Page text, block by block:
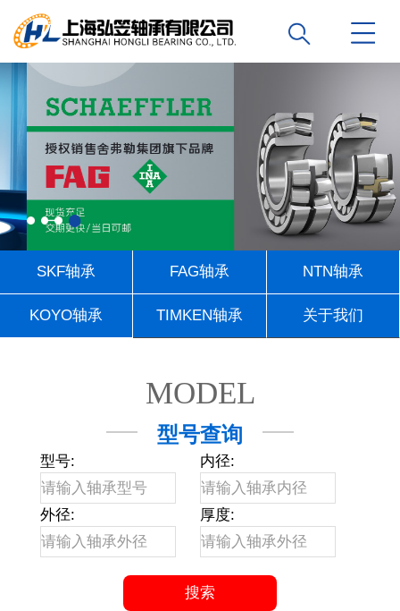
SKF轴承 FAG轴承 NTN轴承
KOYO轴承 TIMKEN轴承 关于我们
MODEL
型号查询
型号: 内径:
外径: 厚度: